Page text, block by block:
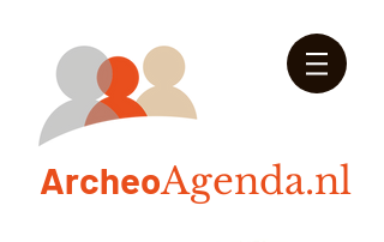
ArcheoAgenda.nl